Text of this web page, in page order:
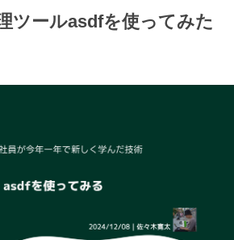
ツールasdfを使ってみた